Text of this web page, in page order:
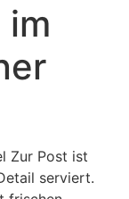
im
Zur Post ist
serviert.